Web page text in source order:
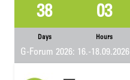
38
Days
03
Hours
G-Forum 2026: 16.-18.09.2026